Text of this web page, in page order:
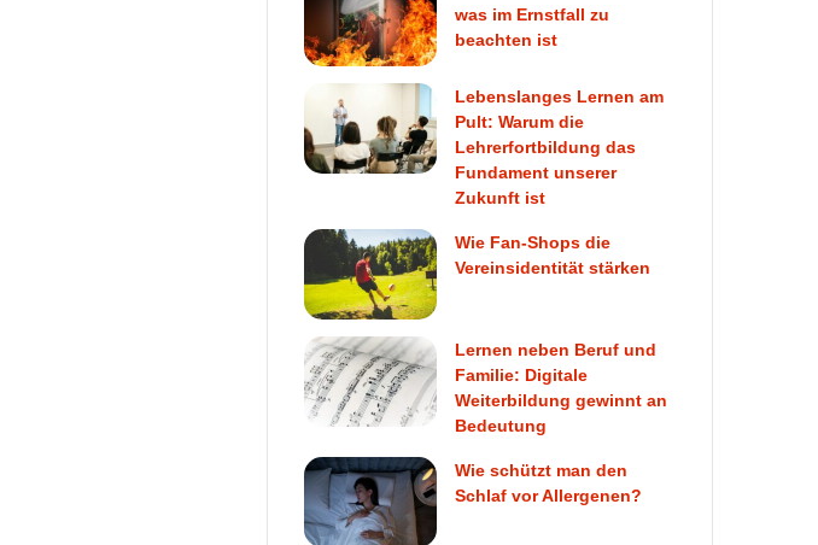
was im Ernstfall zu
beachten ist
Lebenslanges Lernen am
Pult: Warum die
Lehrerfortbildung das
Fundament unserer
Zukunft ist
Wie Fan-Shops die
Vereinsidentität stärken
Lernen neben Beruf und
Familie: Digitale
Weiterbildung gewinnt an
Bedeutung
Wie schützt man den
Schlaf vor Allergenen?